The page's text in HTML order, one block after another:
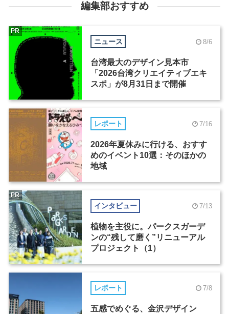
編集部おすすめ
ニュース 8/6
台湾最大のデザイン見本市
「2026台湾クリエイティブエキ
スポ」が8月31日まで開催
PR
レポート 7/16
2026年夏休みに行ける、おすす
めのイベント10選：そのほかの
地域
インタビュー 7/13
植物を主役に。パークスガーデ
ンの“残して磨く”リニューアル
プロジェクト（1）
PR
レポート 7/8
五感でめぐる、金沢デザイン